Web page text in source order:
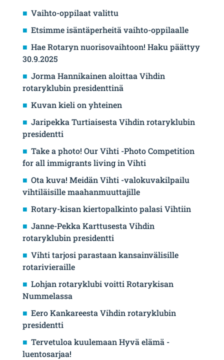
Vaihto-oppilaat valittu
Etsimme isäntäperheitä vaihto-oppilaalle
Hae Rotaryn nuorisovaihtoon! Haku päättyy
30.9.2025
Jorma Hannikainen aloittaa Vihdin
rotaryklubin presidenttinä
Kuvan kieli on yhteinen
Jaripekka Turtiaisesta Vihdin rotaryklubin
presidentti
Take a photo! Our Vihti -Photo Competition
for all immigrants living in Vihti
Ota kuva! Meidän Vihti -valokuvakilpailu
vihtiläisille maahanmuuttajille
Rotary-kisan kiertopalkinto palasi Vihtiin
Janne-Pekka Karttusesta Vihdin
rotaryklubin presidentti
Vihti tarjosi parastaan kansainvälisille
rotarivieraille
Lohjan rotaryklubi voitti Rotarykisan
Nummelassa
Eero Kankareesta Vihdin rotaryklubin
presidentti
Tervetuloa kuulemaan Hyvä elämä -
luentosarjaa!